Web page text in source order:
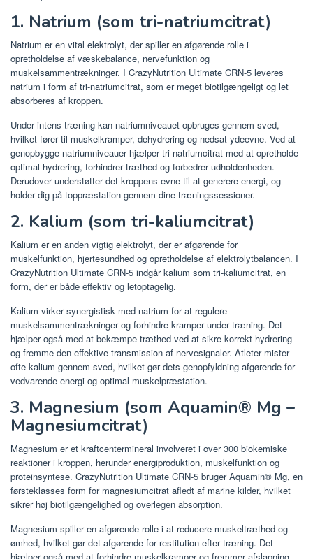
1. Natrium (som tri-natriumcitrat)
Natrium er en vital elektrolyt, der spiller en afgørende rolle i
opretholdelse af væskebalance, nervefunktion og
muskelsammentrækninger. I CrazyNutrition Ultimate CRN-5 leveres
natrium i form af tri-natriumcitrat, som er meget biotilgængeligt og let
absorberes af kroppen.
Under intens træning kan natriumniveauet opbruges gennem sved,
hvilket fører til muskelkramper, dehydrering og nedsat ydeevne. Ved at
genopbygge natriumniveauer hjælper tri-natriumcitrat med at opretholde
optimal hydrering, forhindrer træthed og forbedrer udholdenheden.
Derudover understøtter det kroppens evne til at generere energi, og
holder dig på toppræstation gennem dine træningssessioner.
2. Kalium (som tri-kaliumcitrat)
Kalium er en anden vigtig elektrolyt, der er afgørende for
muskelfunktion, hjertesundhed og opretholdelse af elektrolytbalancen. I
CrazyNutrition Ultimate CRN-5 indgår kalium som tri-kaliumcitrat, en
form, der er både effektiv og letoptagelig.
Kalium virker synergistisk med natrium for at regulere
muskelsammentrækninger og forhindre kramper under træning. Det
hjælper også med at bekæmpe træthed ved at sikre korrekt hydrering
og fremme den effektive transmission af nervesignaler. Atleter mister
ofte kalium gennem sved, hvilket gør dets genopfyldning afgørende for
vedvarende energi og optimal muskelpræstation.
3. Magnesium (som Aquamin® Mg –
Magnesiumcitrat)
Magnesium er et kraftcentermineral involveret i over 300 biokemiske
reaktioner i kroppen, herunder energiproduktion, muskelfunktion og
proteinsyntese. CrazyNutrition Ultimate CRN-5 bruger Aquamin® Mg, en
førsteklasses form for magnesiumcitrat afledt af marine kilder, hvilket
sikrer høj biotilgængelighed og overlegen absorption.
Magnesium spiller en afgørende rolle i at reducere muskeltræthed og
ømhed, hvilket gør det afgørende for restitution efter træning. Det